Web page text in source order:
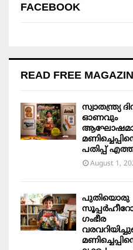
FACEBOOK
READ FREE
സ്വാതന്ത്ര്യ
ഓണവും
പതിപ്പ്
August 1,
പുതിയൊരു
ഗംഭീര